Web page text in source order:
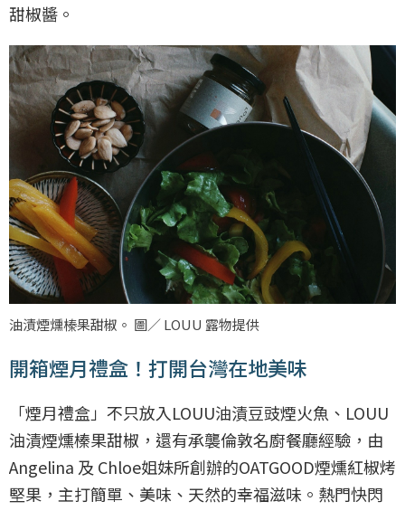
甜椒醬。
油漬煙燻榛果甜椒。 圖／ LOUU 露物提供
開箱煙月禮盒！打開台灣在地美味
「煙月禮盒」不只放入LOUU油漬豆豉煙火魚、LOUU
油漬煙燻榛果甜椒，還有承襲倫敦名廚餐廳經驗，由
Angelina 及 Chloe姐妹所創辦的OATGOOD煙燻紅椒烤
堅果，主打簡單、美味、天然的幸福滋味。熱門快閃